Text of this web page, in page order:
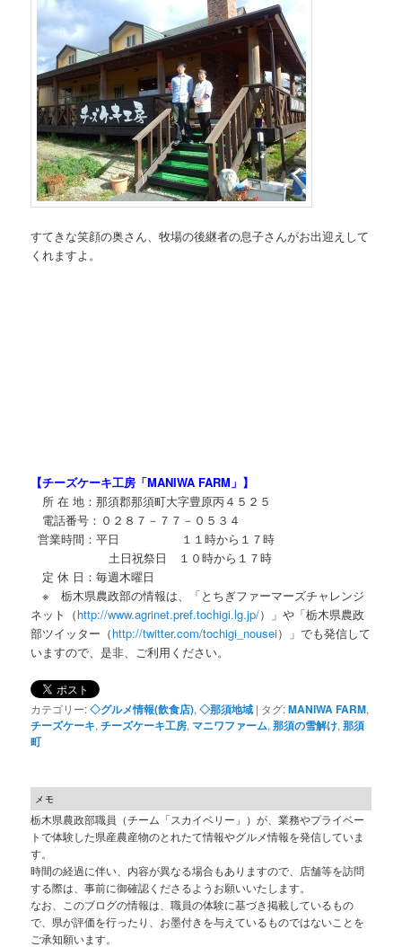
すてきな笑顔の奥さん、牧場の後継者の息子さんがお出迎えして
くれますよ。
【チーズケーキ工房「MANIWA FARM」】
所 在 地：那須郡那須町大字豊原丙４５２５
電話番号：０２８７－７７－０５３４
営業時間：平日 １１時から１７時
土日祝祭日 １０時から１７時
定 休 日：毎週木曜日
※ 栃木県農政部の情報は、「とちぎファーマーズチャレンジ
ネット（http://www.agrinet.pref.tochigi.lg.jp/）」や「栃木県農政
部ツイッター（http://twitter.com/tochigi_nousei）」でも発信して
いますので、是非、ご利用ください。
カテゴリー:◇グルメ情報(飲食店),◇那須地域 | タグ:MANIWA FARM,
チーズケーキ,チーズケーキ工房, マニワファーム,那須の雪解け,那須
町
メモ
栃木県農政部職員（チーム「スカイベリー」）が、業務やプライベー
トで体験した県産農産物のとれたて情報やグルメ情報を発信していま
す。
時間の経過に伴い、内容が異なる場合もありますので、店舗等を訪問
する際は、事前に御確認くださるようお願いいたします。
なお、このブログの情報は、職員の体験に基づき掲載しているもの
で、県が評価を行ったり、お墨付きを与えているものではないことを
ご承知願います。